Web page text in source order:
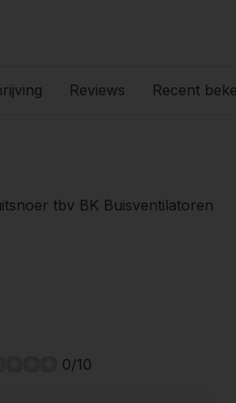
Reviews Recent
tbv BK Buisventilatoren
0/10